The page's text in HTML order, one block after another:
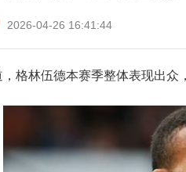
2026-04-26 16:41:44
格林伍德本赛季整体表现出